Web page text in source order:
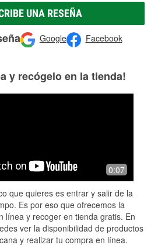
UNA RESEÑA
Google Facebook
y recógelo en la tienda!
0:07
que quieres es entrar y salir de la
Es por eso que ofrecemos la
línea y recoger en tienda gratis. En
ver la disponibilidad de productos
y realizar tu compra en línea.